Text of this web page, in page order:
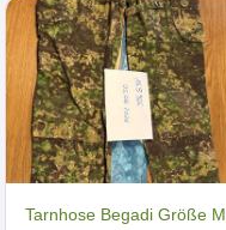
Tarnhose Begadi Größe M